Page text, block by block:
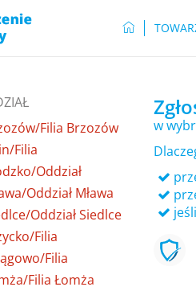
Filia Brzozów
Filia
Oddział
Oddział Mława
Oddział Siedlce
Filia
Filia
Filia Łomża
w